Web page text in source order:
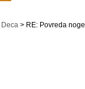
Deca> RE: Povreda noge